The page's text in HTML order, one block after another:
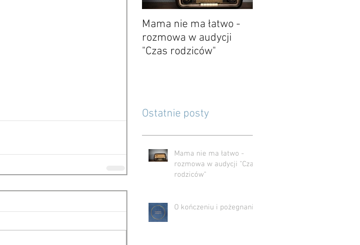
Mama nie ma łatwo -
rozmowa w audycji
"Czas rodziców"
Ostatnie posty
Mama nie ma łatwo -
rozmowa w audycji "Czas
rodziców"
O kończeniu i pożegnaniu